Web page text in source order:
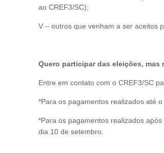
ao CREF3/SC);
V – outros que venham a ser aceitos
Quero participar das eleições, mas
Entre em contato com o CREF3/SC
*Para os pagamentos realizados até
*Para os pagamentos realizados
dia 10 de setembro.